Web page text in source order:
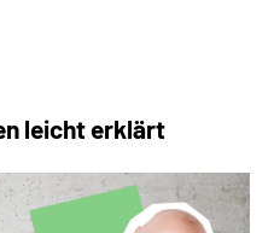
leicht erklärt